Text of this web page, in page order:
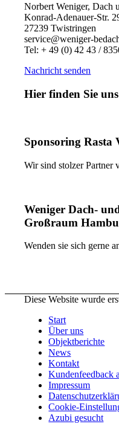
Norbert Weniger, Dach
Konrad-Adenauer-Str.
27239 Twistringen
service@weniger-
Tel: + 49 (0) 42 43 /
Nachricht senden
Hier finden Sie
Sponsoring Rasta
Wir sind stolzer Partner
Weniger Dach-
Großraum
Wenden sie sich gerne
Diese Website wurde
Start
Über uns
Objektberichte
News
Kontakt
Kundenfeedback
Impressum
Cookie-
Azubi gesucht